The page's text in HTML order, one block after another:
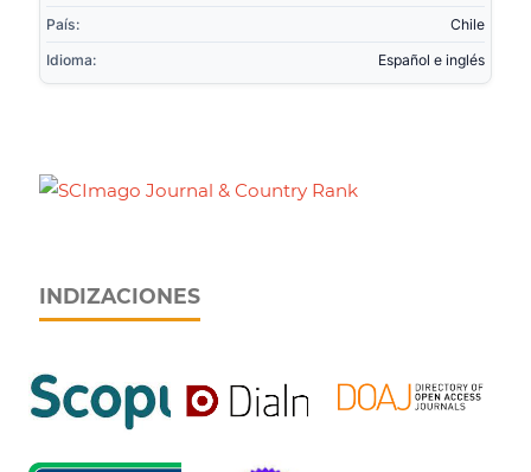
País:
Chile
Idioma:
Español e inglés
INDIZACIONES